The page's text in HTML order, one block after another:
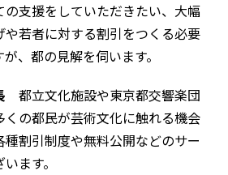
の支援をしていただきたい、大幅
や若者に対する割引をつくる必要
、都の見解を伺います。
都立文化施設や東京都交響楽団
くの都民が芸術文化に触れる機会
割引制度や無料公開などのサー
ます。